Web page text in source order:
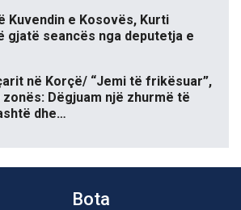
Kuvendin e Kosovës, Kurti
gjatë seancës nga deputetja e
në Korçë/ “Jemi të frikësuar”,
Dëgjuam një zhurmë të
dhe…
Bota